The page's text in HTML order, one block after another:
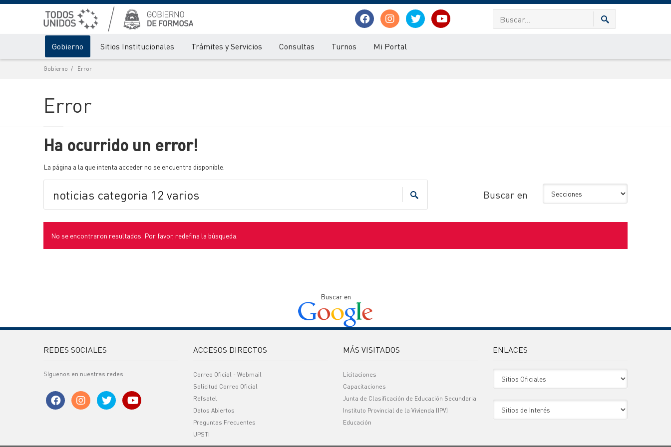
Gobierno Sitios Institucionales Trámites y Servicios Consultas Turnos Mi Portal
Gobierno Error
Error
Ha ocurrido un error!
La página a la que intenta acceder no se encuentra disponible.
Buscar en
No se encontraron resultados. Por favor, redefina la búsqueda.
Buscar en
REDES SOCIALES
Síguenos en nuestras redes
ACCESOS DIRECTOS
Correo Oficial - Webmail
Solicitud Correo Oficial
Refsatel
Datos Abiertos
Preguntas Frecuentes
UPSTI
MÁS VISITADOS
Licitaciones
Capacitaciones
Junta de Clasificación de Educación Secundaria
Instituto Provincial de la Vivienda (IPV)
Educación
ENLACES